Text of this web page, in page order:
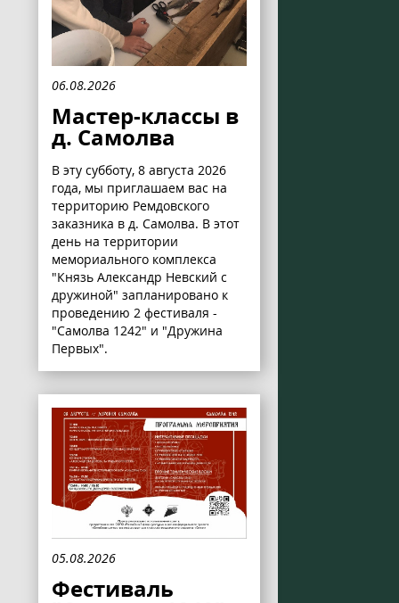
06.08.2026
Мастер-классы в
д. Самолва
В эту субботу, 8 августа 2026
года, мы приглашаем вас на
территорию Ремдовского
заказника в д. Самолва. В этот
день на территории
мемориального комплекса
"Князь Александр Невский с
дружиной" запланировано к
проведению 2 фестиваля -
"Самолва 1242" и "Дружина
Первых".
05.08.2026
Фестиваль